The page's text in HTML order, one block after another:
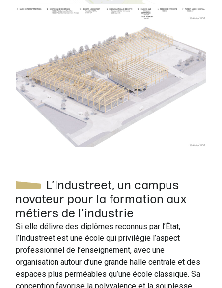
L’Industreet, un campus
novateur pour la formation aux
métiers de l’industrie
Si elle délivre des diplômes reconnus par l’État,
l’Industreet est une école qui privilégie l’aspect
professionnel de l’enseignement, avec une
organisation autour d’une grande halle centrale et des
espaces plus perméables qu’une école classique. Sa
conception favorise la polyvalence et la souplesse